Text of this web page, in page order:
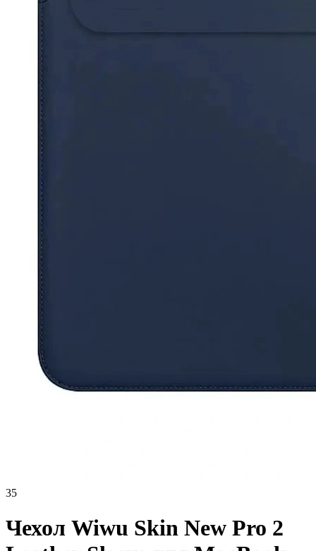
35
Чехол Wiwu Skin New Pro 2